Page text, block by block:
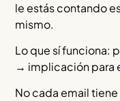
le estás contando
mismo.
Lo que sí
→ implicación para
No cada email